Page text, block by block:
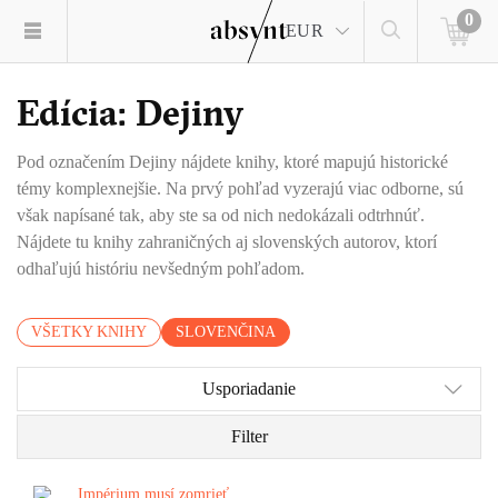
EUR
0
Edícia: Dejiny
Pod označením Dejiny nájdete knihy, ktoré mapujú historické
témy komplexnejšie. Na prvý pohľad vyzerajú viac odborne, sú
však napísané tak, aby ste sa od nich nedokázali odtrhnúť.
Nájdete tu knihy zahraničných aj slovenských autorov, ktorí
odhaľujú históriu nevšedným pohľadom.
VŠETKY KNIHY SLOVENČINA
Usporiadanie
Filter